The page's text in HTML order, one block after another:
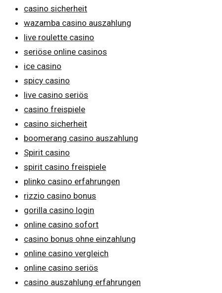
casino sicherheit
wazamba casino auszahlung
live roulette casino
seriöse online casinos
ice casino
spicy casino
live casino seriös
casino freispiele
casino sicherheit
boomerang casino auszahlung
Spirit casino
spirit casino freispiele
plinko casino erfahrungen
rizzio casino bonus
gorilla casino login
online casino sofort
casino bonus ohne einzahlung
online casino vergleich
online casino seriös
casino auszahlung erfahrungen